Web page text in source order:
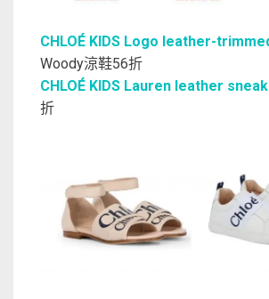
CHLOÉ KIDS Logo leather-
Woody涼鞋56折
CHLOÉ KIDS Lauren leather
折